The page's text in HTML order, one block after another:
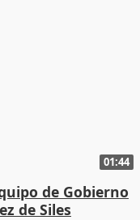
01:44
de Gobierno
de Siles